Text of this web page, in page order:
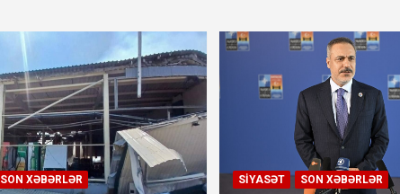
SON XƏBƏRLƏR SIYASƏT SON XƏBƏRLƏR